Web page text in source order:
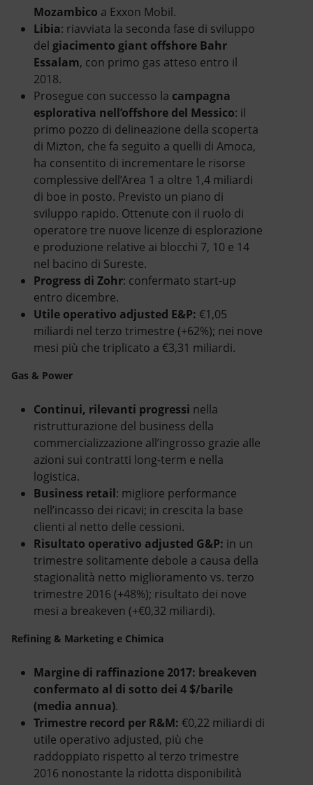
Mozambico a Exxon Mobil.
Libia: riavviata la seconda fase di sviluppo
del giacimento giant offshore Bahr
Essalam, con primo gas atteso entro il
2018.
Prosegue con successo la campagna
esplorativa nell’offshore del Messico: il
primo pozzo di delineazione della scoperta
di Mizton, che fa seguito a quelli di Amoca,
ha consentito di incrementare le risorse
complessive dell’Area 1 a oltre 1,4 miliardi
di boe in posto. Previsto un piano di
sviluppo rapido. Ottenute con il ruolo di
operatore tre nuove licenze di esplorazione
e produzione relative ai blocchi 7, 10 e 14
nel bacino di Sureste.
Progress di Zohr: confermato start-up
entro dicembre.
Utile operativo adjusted E&P: €1,05
miliardi nel terzo trimestre (+62%); nei nove
mesi più che triplicato a €3,31 miliardi.
Gas & Power
Continui, rilevanti progressi nella
ristrutturazione del business della
commercializzazione all’ingrosso grazie alle
azioni sui contratti long-term e nella
logistica.
Business retail: migliore performance
nell’incasso dei ricavi; in crescita la base
clienti al netto delle cessioni.
Risultato operativo adjusted G&P: in un
trimestre solitamente debole a causa della
stagionalità netto miglioramento vs. terzo
trimestre 2016 (+48%); risultato dei nove
mesi a breakeven (+€0,32 miliardi).
Refining & Marketing e Chimica
Margine di raffinazione 2017: breakeven
confermato al di sotto dei 4 $/barile
(media annua).
Trimestre record per R&M: €0,22 miliardi di
utile operativo adjusted, più che
raddoppiato rispetto al terzo trimestre
2016 nonostante la ridotta disponibilità